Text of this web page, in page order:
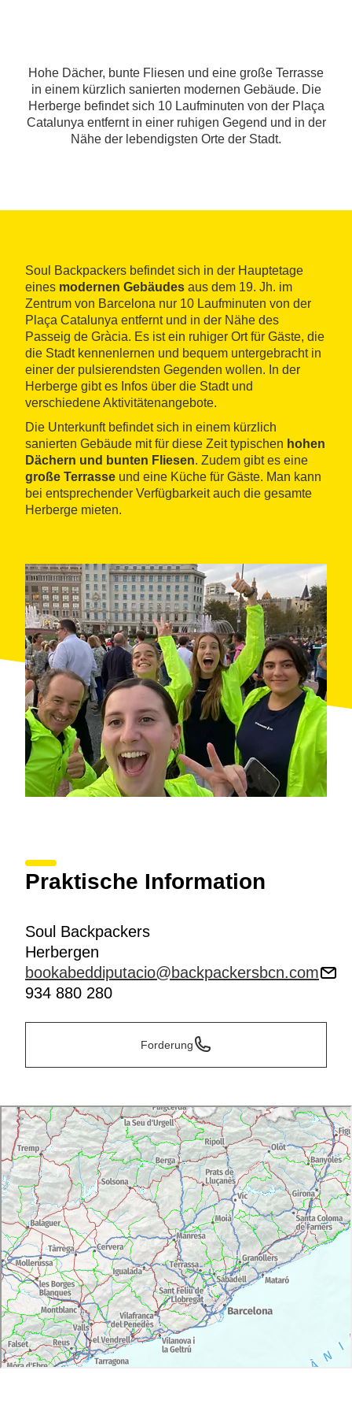
Hohe Dächer, bunte Fliesen und eine große Terrasse
in einem kürzlich sanierten modernen Gebäude. Die
Herberge befindet sich 10 Laufminuten von der Plaça
Catalunya entfernt in einer ruhigen Gegend und in der
Nähe der lebendigsten Orte der Stadt.
Soul Backpackers befindet sich in der Hauptetage
eines modernen Gebäudes aus dem 19. Jh. im
Zentrum von Barcelona nur 10 Laufminuten von der
Plaça Catalunya entfernt und in der Nähe des
Passeig de Gràcia. Es ist ein ruhiger Ort für Gäste, die
die Stadt kennenlernen und bequem untergebracht in
einer der pulsierendsten Gegenden wollen. In der
Herberge gibt es Infos über die Stadt und
verschiedene Aktivitätenangebote.
Die Unterkunft befindet sich in einem kürzlich
sanierten Gebäude mit für diese Zeit typischen hohen
Dächern und bunten Fliesen. Zudem gibt es eine
große Terrasse und eine Küche für Gäste. Man kann
bei entsprechender Verfügbarkeit auch die gesamte
Herberge mieten.
Praktische Information
Soul Backpackers
Herbergen
bookabeddiputacio@backpackersbcn.com
934 880 280
Forderung